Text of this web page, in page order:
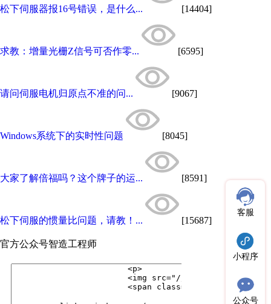
松下伺服器报16号错误，是什么... [14404]
求教：增量光栅Z信号可否作零... [6595]
请问伺服电机归原点不准的问... [9067]
Windows系统下的实时性问题 [8045]
大家了解倍福吗？这个牌子的运... [8591]
松下伺服的惯量比问题，请教！... [15687]
官方公众号智造工程师
客服
小程序
公众号